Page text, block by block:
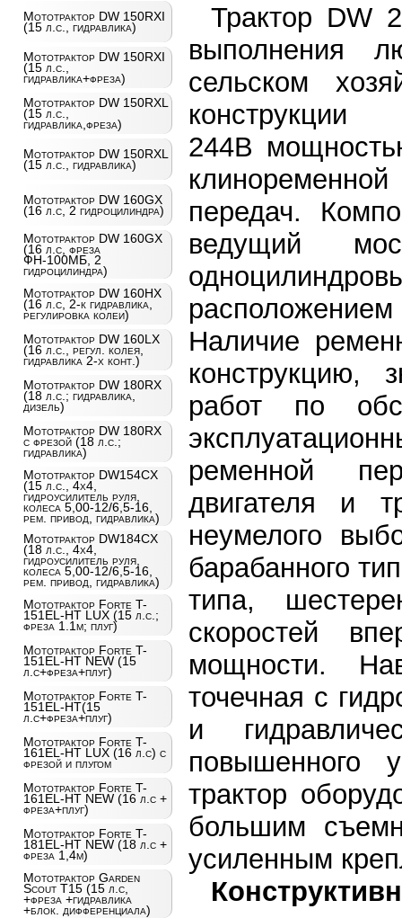
Мототрактор DW 150RXI
(15 л.с., гидравлика)
Мототрактор DW 150RXI
(15 л.с.,
гидравлика+фреза)
Мототрактор DW 150RXL
(15 л.с.,
гидравлика,фреза)
Мототрактор DW 150RXL
(15 л.с., гидравлика)
Мототрактор DW 160GX
(16 л.с, 2 гидроцилиндра)
Мототрактор DW 160GX
(16 л.с, фреза
ФН-100МБ, 2
гидроцилиндра)
Мототрактор DW 160HX
(16 л.с, 2-к гидравлика,
регулировка колеи)
Мототрактор DW 160LX
(16 л.с., регул. колея,
гидравлика 2-х конт.)
Мототрактор DW 180RX
(18 л.с.; гидравлика,
дизель)
Мототрактор DW 180RX
с фрезой (18 л.с.;
гидравлика)
Мототрактор DW154CX
(15 л.с., 4х4,
гидроусилитель руля,
колеса 5,00-12/6,5-16,
рем. привод, гидравлика)
Мототрактор DW184CX
(18 л.с., 4х4,
гидроусилитель руля,
колеса 5,00-12/6,5-16,
рем. привод, гидравлика)
Мототрактор Forte T-
151EL-HT LUX (15 л.с.;
фреза 1.1м; плуг)
Мототрактор Forte T-
151EL-HT NEW (15
л.с+фреза+плуг)
Мототрактор Forte T-
151EL-HT(15
л.с+фреза+плуг)
Мототрактор Forte T-
161EL-HT LUX (16 л.с) с
фрезой и плугом
Мототрактор Forte T-
161EL-HT NEW (16 л.с +
фреза+плуг)
Мототрактор Forte T-
181EL-HT NEW (18 л.с +
фреза 1,4м)
Мототрактор Garden
Scout T15 (15 л.с,
+фреза +гидравлика
+блок. дифференциала)
Трактор DW
выполнения
сельском
244B
передач.
ведущий
Наличие
конструкцию,
работ по
ременной
двигателя и
неумелого
барабанного
типа,
скоростей
мощности.
точечная с
и
повышенного
трактор
большим
усиленным